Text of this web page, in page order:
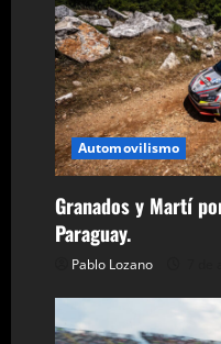
d
a
s Automovilismo
Granados y Martí
Paraguay.
Pablo Lozano